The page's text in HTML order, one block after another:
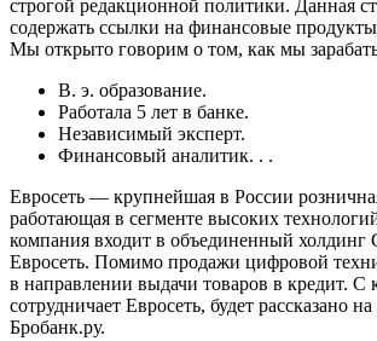
строгой редакционной политики. Данная
содержать ссылки на финансовые
Мы открыто говорим о том, как мы
В. э. образование.
Работала 5 лет в банке.
Независимый эксперт.
Финансовый аналитик. . .
Евросеть — крупнейшая в России
работающая в сегменте высоких
компания входит в объединенный холдинг
Евросеть. Помимо продажи цифровой
в направлении выдачи товаров в кредит. С
сотрудничает Евросеть, будет рассказано
Бробанк.ру.